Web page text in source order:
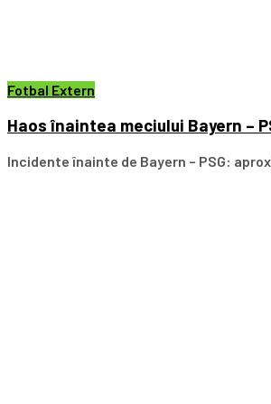
Fotbal Extern
Haos înaintea meciului Bayern –
Incidente înainte de Bayern – PSG: